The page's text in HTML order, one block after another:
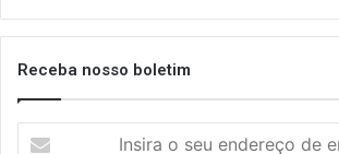
Receba nosso boletim